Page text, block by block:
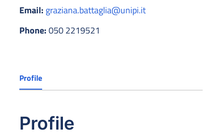
Email: graziana.battaglia@unipi.it
Phone:050 2219521
Profile
Profile